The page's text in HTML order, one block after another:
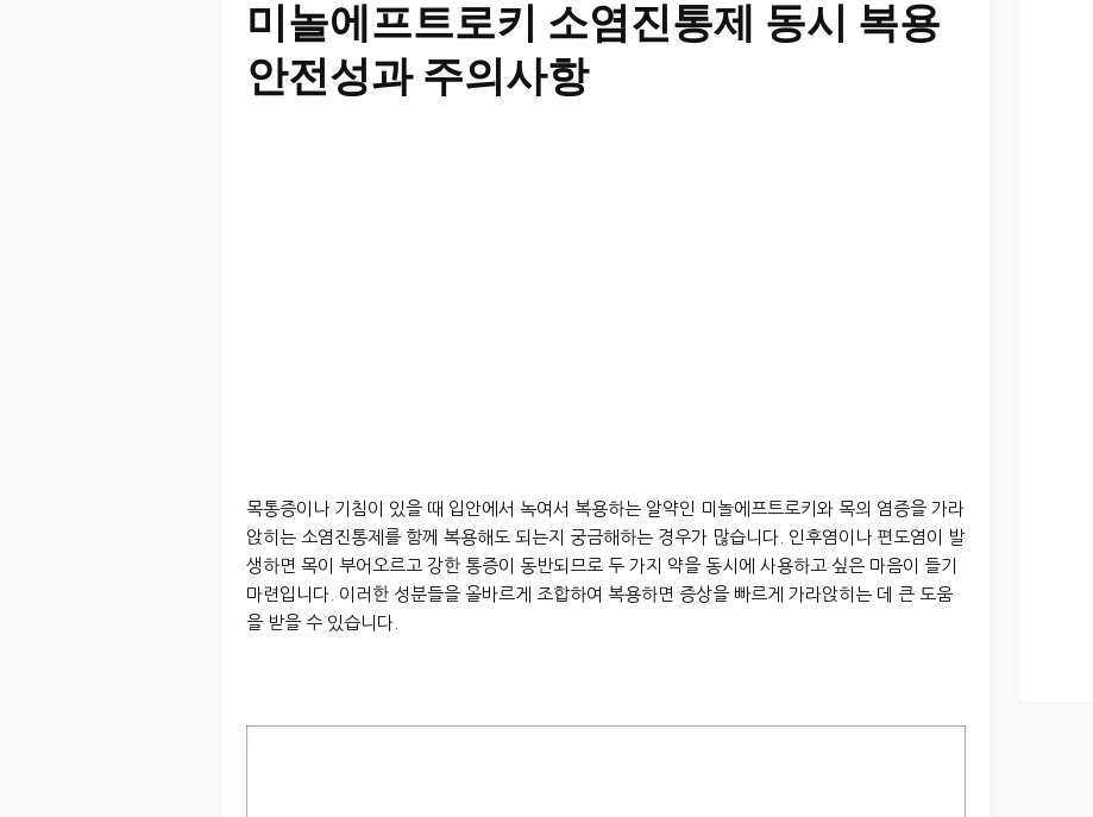
미놀에프트로키 소염진통제 동시 복용
안전성과 주의사항
목통증이나 기침이 있을 때 입안에서 녹여서 복용하는 알약인 미놀에프트로키와 목의 염증을 가라
앉히는 소염진통제를 함께 복용해도 되는지 궁금해하는 경우가 많습니다. 인후염이나 편도염이 발
생하면 목이 부어오르고 강한 통증이 동반되므로 두 가지 약을 동시에 사용하고 싶은 마음이 들기
마련입니다. 이러한 성분들을 올바르게 조합하여 복용하면 증상을 빠르게 가라앉히는 데 큰 도움
을 받을 수 있습니다.